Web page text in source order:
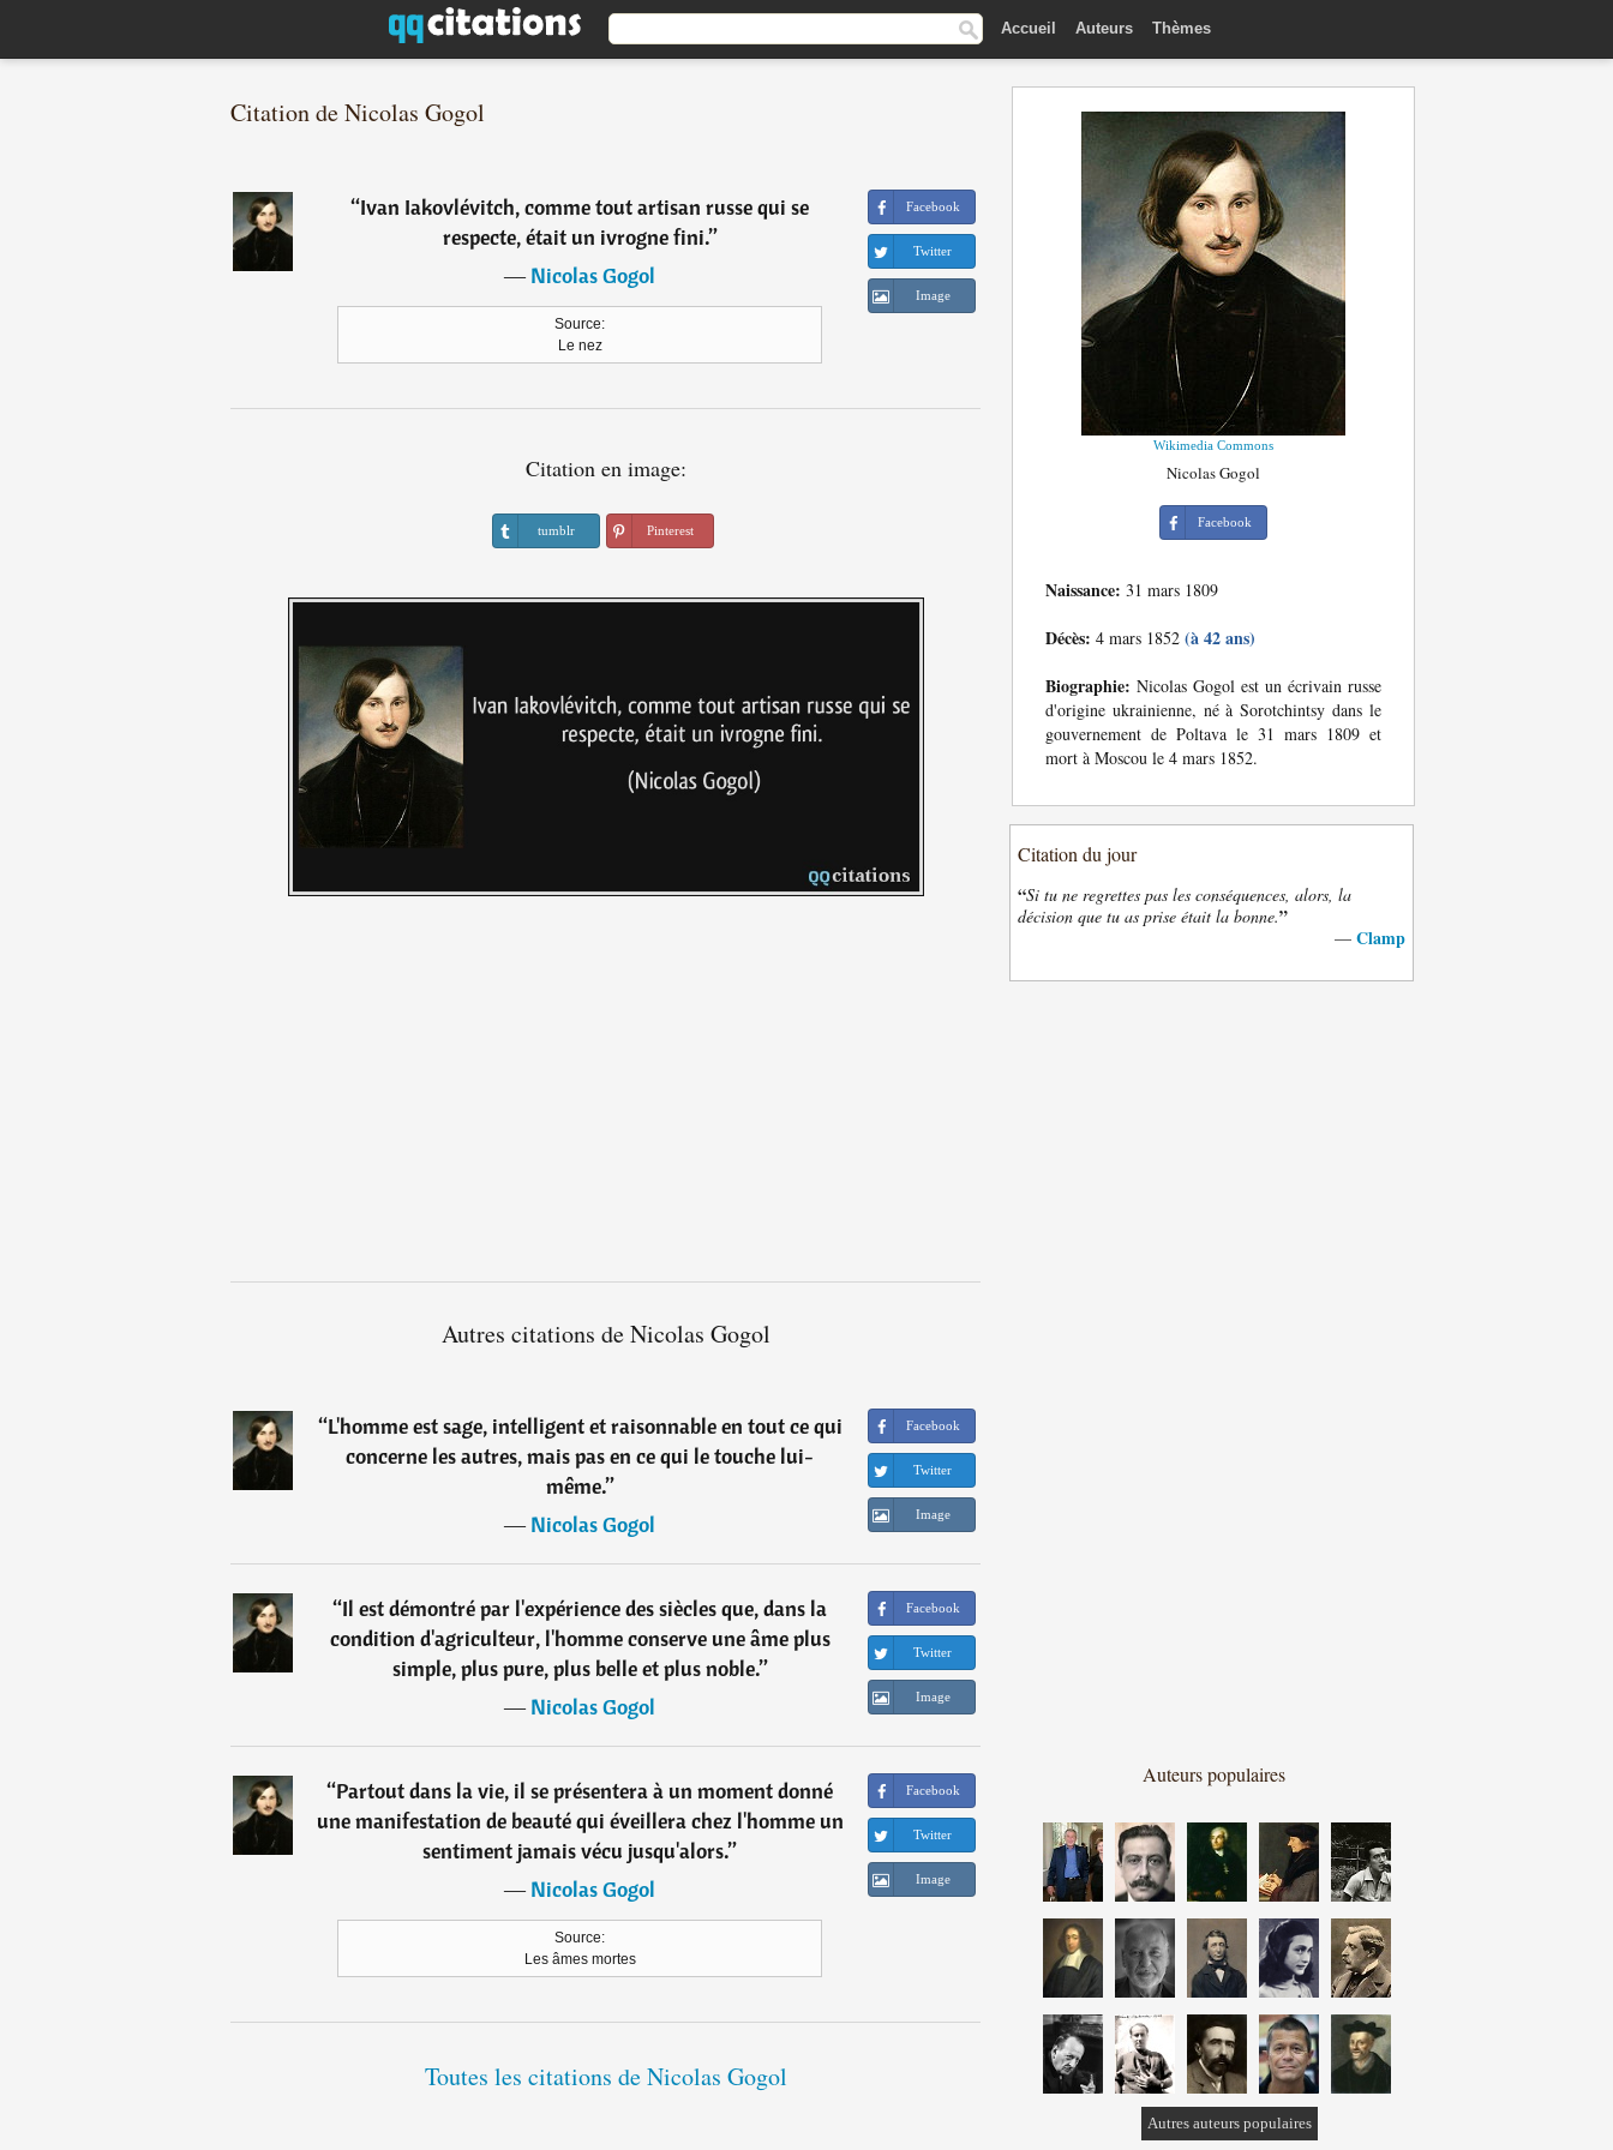
Accueil Auteurs Thèmes
Citation de Nicolas Gogol
“Ivan Iakovlévitch, comme tout artisan russe qui se
respecte, était un ivrogne fini.”
―Nicolas Gogol
Source:
Le nez
Facebook
Twitter
Image
Citation en image:
tumblr Pinterest
Autres citations de Nicolas Gogol
“L'homme est sage, intelligent et raisonnable en tout ce qui
concerne les autres, mais pas en ce qui le touche lui-
même.”
―Nicolas Gogol
Facebook
Twitter
Image
“Il est démontré par l'expérience des siècles que, dans la
condition d'agriculteur, l'homme conserve une âme plus
simple, plus pure, plus belle et plus noble.”
―Nicolas Gogol
Facebook
Twitter
Image
“Partout dans la vie, il se présentera à un moment donné
une manifestation de beauté qui éveillera chez l'homme un
sentiment jamais vécu jusqu'alors.”
―Nicolas Gogol
Source:
Les âmes mortes
Facebook
Twitter
Image
Toutes les citations de Nicolas Gogol
Wikimedia Commons
Nicolas Gogol
Facebook
Naissance: 31 mars 1809
Décès: 4 mars 1852 (à 42 ans)
Biographie: Nicolas Gogol est un écrivain russe
d'origine ukrainienne, né à Sorotchintsy dans le
gouvernement de Poltava le 31 mars 1809 et
mort à Moscou le 4 mars 1852.
Citation du jour
“Si tu ne regrettes pas les conséquences, alors, la
décision que tu as prise était la bonne.”
— Clamp
Auteurs populaires
Autres auteurs populaires